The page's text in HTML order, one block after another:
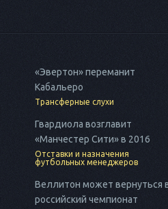
«Эвертон» переманит
Кабальеро
Трансферные слухи
Гвардиола возглавит
«Манчестер Сити» в 2016
Отставки и назначения
футбольных менеджеров
Веллитон может вернуться
российский чемпионат